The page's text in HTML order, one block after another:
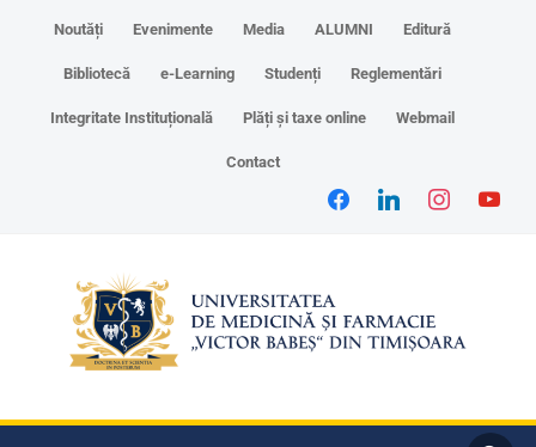
Noutăți Evenimente Media ALUMNI Editură
Bibliotecă e-Learning Studenți Reglementări
Integritate Instituțională Plăți și taxe online Webmail
Contact